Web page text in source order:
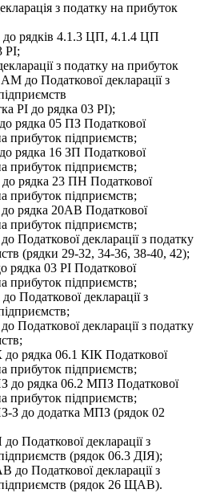
з податку на прибуток
рядків 4.1.3 ЦП, 4.1.4 ЦП
РІ;
з податку на прибуток
до Податкової декларації з
РІ до рядка 03 РІ);
рядка 05 ПЗ Податкової
прибуток підприємств;
рядка 16 ЗП Податкової
прибуток підприємств;
рядка 23 ПН Податкової
прибуток підприємств;
рядка 20АВ Податкової
прибуток підприємств;
Податкової декларації з податку
(рядки 29-32, 34-36, 38-40, 42);
рядка 03 РІ Податкової
прибуток підприємств;
Податкової декларації з
Податкової декларації з податку
рядка 06.1 КІК Податкової
прибуток підприємств;
до рядка 06.2 МПЗ Податкової
прибуток підприємств;
З до додатка МПЗ (рядок 02
Податкової декларації з
(рядок 06.3 ДІЯ);
Податкової декларації з
(рядок 26 ЩАВ).